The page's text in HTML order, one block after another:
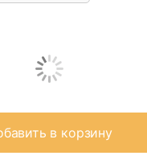
в корзину